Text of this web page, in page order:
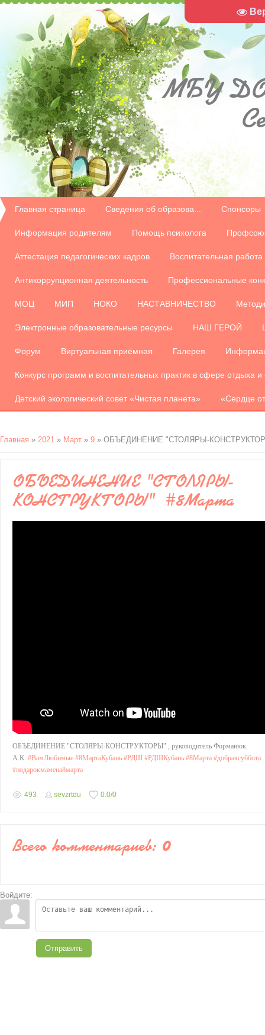
МБУ
Главная страница Сведения об образова... Спонсоры
Информация родителям Помощь психолога
Аттестация педагогических кадров Воспитательная работа
Антикоррупционная деятельность Профессиональные
МОЦ МИП НОКО НАСТАВНИЧЕСТВО
Электронные образовательные ресурсы НАШ ГЕРОЙ
Форум Виртуальная приёмная Галерея
Конкурс программ и воспитательных практик в сфере отдыха
Детский экологический совет «Чистая планета» «Сердце
Главная » 2021 » Март » 9 » ОБЪЕДИНЕНИЕ "СТОЛЯРЫ-
ОБЪЕДИНЕНИЕ "СТОЛЯРЫ-
КОНСТРУКТОРЫ" #8Марта
ОБЪЕДИНЕНИЕ "СТОЛЯРЫ-КОНСТРУКТОРЫ" , руководитель Форманюк
А.К. #ВамЛюбимые #8МартаКубань #РДШ #РДШКубань #8Марта #добраясуббота.
#подарокмамена8марта
493 sevzrtdu 0.0/0
Всего комментариев: 0
Войдите:
Отправить